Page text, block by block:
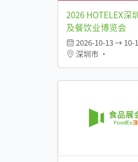
2026 HOTELEX深
及餐饮业博览会
2026-10-13 → 10-
深圳市 •